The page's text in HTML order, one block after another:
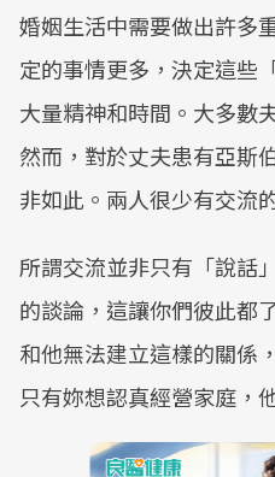
婚姻生活中需要做出許多
定的事情更多，決定這些
大量精神和時間。大多數
然而，對於丈夫患有亞斯
非如此。兩人很少有交流
所謂交流並非只有「說話
的談論，這讓你們彼此都
和他無法建立這樣的關係
只有妳想認真經營家庭，